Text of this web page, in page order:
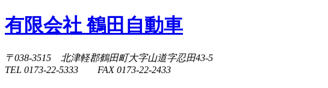
有限会社 鶴田自動車
〒038-3515 北津軽郡鶴田町大字山道字忍田43-5
TEL 0173-22-5333 FAX 0173-22-2433